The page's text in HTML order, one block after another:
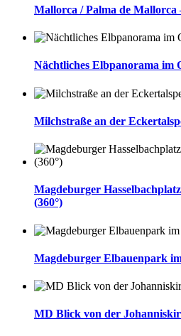
Mallorca / Palma de Mallorca
Nächtliches Elbpanorama im
Milchstraße an der
Magdeburger
(360°)
Magdeburger Elbauenpark
MD Blick von der